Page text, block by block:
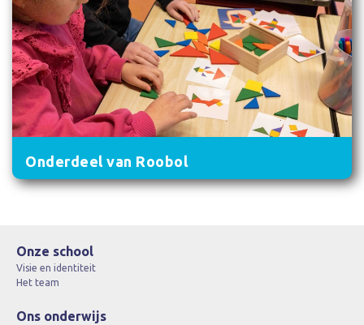
Onderdeel van Roobol
Onze school
Visie en identiteit
Het team
Ons onderwijs